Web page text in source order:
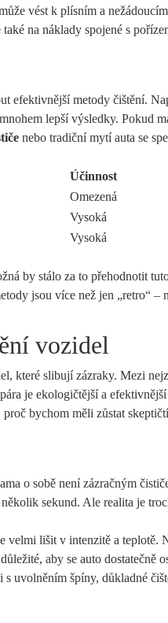
vést k plísním a
také na náklady spojené s
efektivnější metody čištění.
lepší výsledky. Pokud
nebo tradiční mytí auta se
Účinnost
Omezená
Vysoká
Vysoká
by stálo za to přehodnotit
jsou více než jen „retro“ –
vozidel
které slibují zázraky. Mezi
je ekologičtější a
bychom měli zůstat
o sobě není zázračným
sekund. Ale realita je
velmi lišit v intenzitě a
aby se auto dostatečně
s uvolněním špíny, důkladné